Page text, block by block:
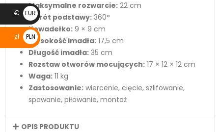
Maksymalne rozwarcie: 22 cm
Obrót podstawy: 360°
Kowadełko: 9 × 9 cm
Wysokość imadła: 17,5 cm
Długość imadła: 35 cm
Rozstaw otworów mocujących: 17 × 12 × 12 cm
Waga: 11 kg
Zastosowanie: wiercenie, cięcie, szlifowanie,
spawanie, piłowanie, montaż
OPIS PRODUKTU
€
EUR
€
zł
PLN
zł